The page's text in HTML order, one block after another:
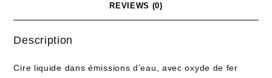
REVIEWS (0)
Description
Cire liquide dans émissions d’eau, avec oxyde de fer